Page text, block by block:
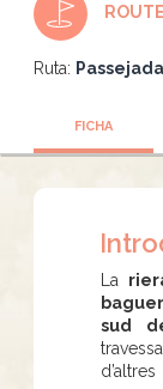
Ruta:
FICHA
La
sud